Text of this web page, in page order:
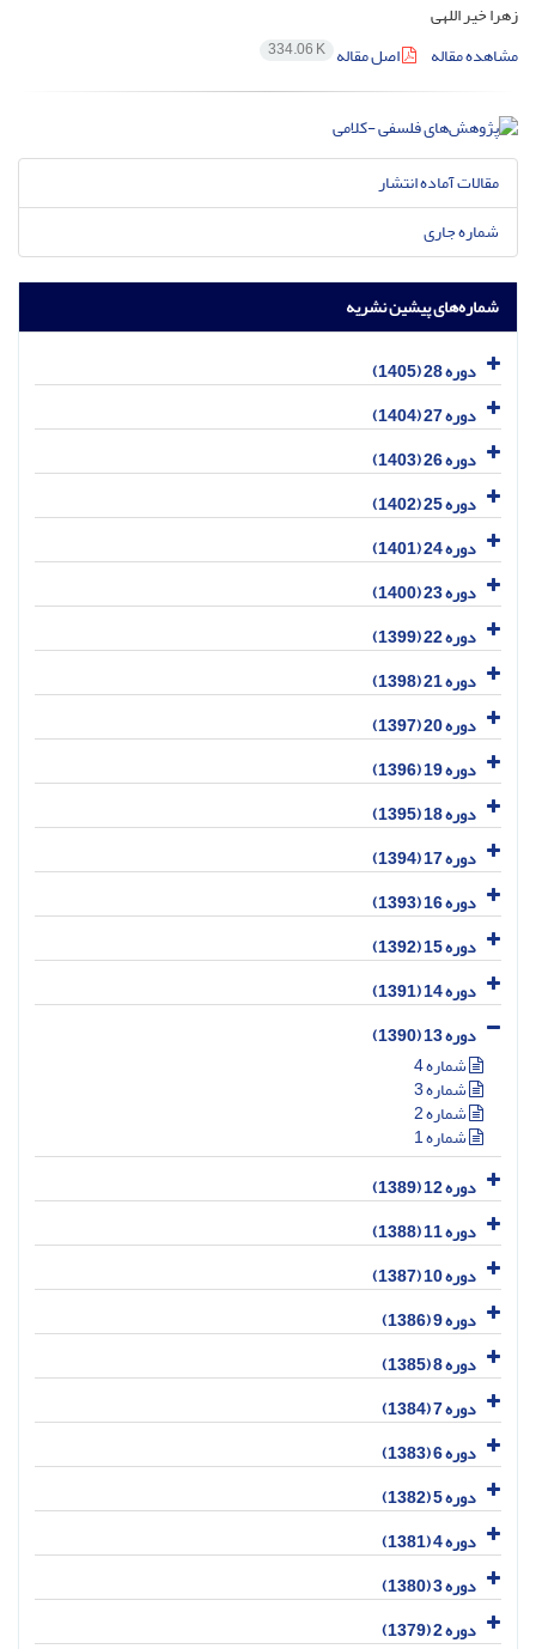
زهرا خیر اللهی
مشاهده مقاله
اصل مقاله 334.06 K
مقالات آماده انتشار
شماره جاری
شماره‌های پیشین نشریه
دوره 28 (1405)
دوره 27 (1404)
دوره 26 (1403)
دوره 25 (1402)
دوره 24 (1401)
دوره 23 (1400)
دوره 22 (1399)
دوره 21 (1398)
دوره 20 (1397)
دوره 19 (1396)
دوره 18 (1395)
دوره 17 (1394)
دوره 16 (1393)
دوره 15 (1392)
دوره 14 (1391)
دوره 13 (1390)
شماره 4
شماره 3
شماره 2
شماره 1
دوره 12 (1389)
دوره 11 (1388)
دوره 10 (1387)
دوره 9 (1386)
دوره 8 (1385)
دوره 7 (1384)
دوره 6 (1383)
دوره 5 (1382)
دوره 4 (1381)
دوره 3 (1380)
دوره 2 (1379)